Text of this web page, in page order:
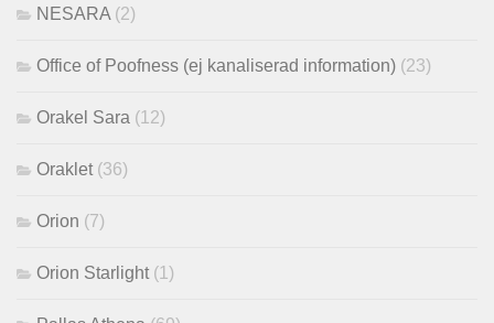
NESARA (2)
Office of Poofness (ej kanaliserad information) (23)
Orakel Sara (12)
Oraklet (36)
Orion (7)
Orion Starlight (1)